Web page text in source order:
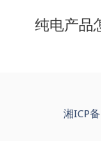
纯电产品
湘ICP